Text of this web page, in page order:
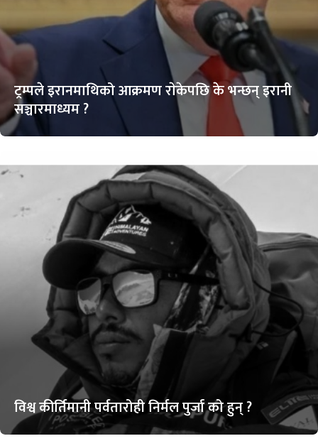
ट्रम्पले इरानमाथिको आक्रमण राेकेपछि के भन्छन् इरानी
सञ्चारमाध्यम ?
विश्व कीर्तिमानी पर्वतारोही निर्मल पुर्जा को हुन् ?